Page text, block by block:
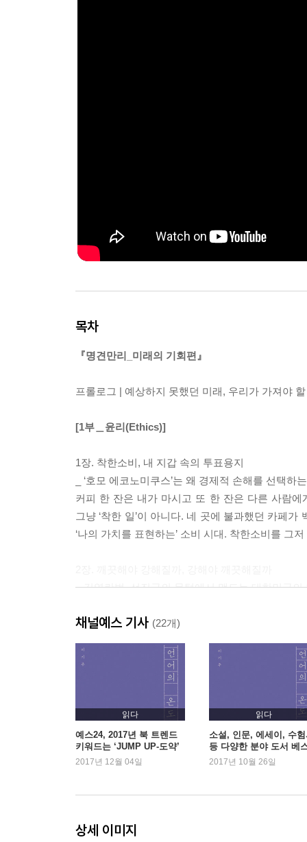
목차
『명견만리_미래의 기회편』
프롤로그 | 예상하지 못했던 미래, 우리가 가져야
[1부＿윤리(Ethics)]
1장. 착한소비, 내 지갑 속의 투표용지
_ ‘호모 에코노미쿠스’는 왜 경제적 손해를 선택하
커피 한 잔은 내가 마시고 또 한 잔은 다른 사람
그냥 ‘착한 일’이 아니다. 네 곳에 불과했던 카페
‘나의 가치를 표현하는’ 소비 시대. 착한소비를 그
_ 김영란법, 선진국의 문턱에서 맴도는 대한민국의
높아진다. 이 점수는 바로 부패인식지수다. 대한
우리의 윤리에서 찾는다.
[2부＿기술(Technology)]
3장. 인공지능과 함께할 미래
_ 선한 인공지능 시대를 위해 무엇이 필요한가
2008년 러시아에서는 인공지능이 쓴 소설이 베
일본에서는 전 직원이 로봇인 호텔도 성업 중
_ 개방하라, 공유하라, ‘플랫폼 시대’의 혁신을 말하
채널예스 기사 (22개)
읽다
예스24, 2017년 북 트렌드
키워드는 ‘JUMP UP-도약’
2017년 12월 04일
읽다
소설, 인문, 에세이, 수
등 다양한 분야 도서 베
셀러 등극
2017년 10월 26일
상세 이미지